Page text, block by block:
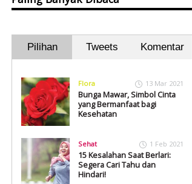
Pilihan Tweets Komentar
Flora 13 Mar 2021
Bunga Mawar, Simbol Cinta
yang Bermanfaat bagi
Kesehatan
Sehat 1 Feb 2021
15 Kesalahan Saat Berlari:
Segera Cari Tahu dan
Hindari!